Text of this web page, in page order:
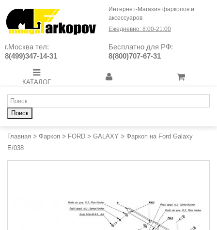
Интернет-Магазин фаркопов и
аксессуаров
Ежедневно: 8:00-21:00
г.Москва тел:
8(499)347-14-31
Бесплатно для РФ:
8(800)707-67-31
КАТАЛОГ
Поиск
Главная > Фаркоп > FORD > GALAXY > Фаркоп на Ford Galaxy
E/038